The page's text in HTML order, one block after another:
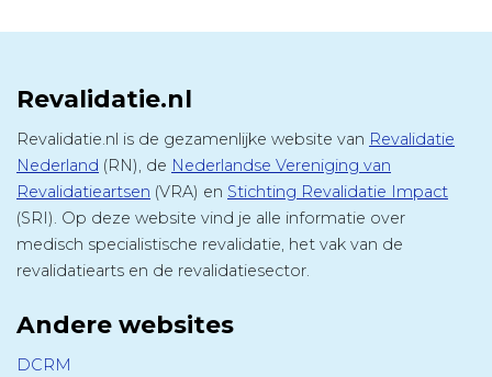
Revalidatie.nl
Revalidatie.nl is de gezamenlijke website van Revalidatie
Nederland (RN), de Nederlandse Vereniging van
Revalidatieartsen (VRA) en Stichting Revalidatie Impact
(SRI). Op deze website vind je alle informatie over
medisch specialistische revalidatie, het vak van de
revalidatiearts en de revalidatiesector.
Andere websites
DCRM